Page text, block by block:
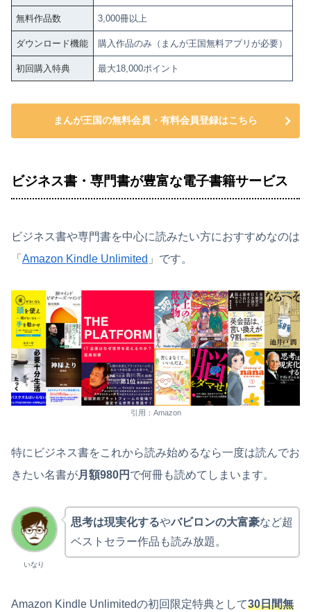
無料作品数 3,000冊以上
ダウンロード機能 購入作品のみ（まんが王国無料アプリが必要）
初回購入特典 最大18,000ポイント
まんが王国の無料会員・有料会員登録はこちら
ビジネス書・専門書が豊富な電子書籍サービス
ビジネス書や専門書を中心に読みたい方におすすめなのは
「 Amazon Kindle Unlimited 」です。
引用：Amazon
特にビジネス書をこれから読み始めるなら一度は読んでお
きたい名書が月額980円 で何冊も読めてしまいます。
いなり
思考は現実化するやバビロンの大富豪など超
ベストセラー作品も読み放題。
Amazon Kindle Unlimitedの初回限定特典として30日間無